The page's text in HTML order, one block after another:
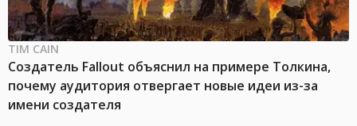
TIM CAIN
Создатель Fallout объяснил на примере Толкина,
почему аудитория отвергает новые идеи из-за
имени создателя